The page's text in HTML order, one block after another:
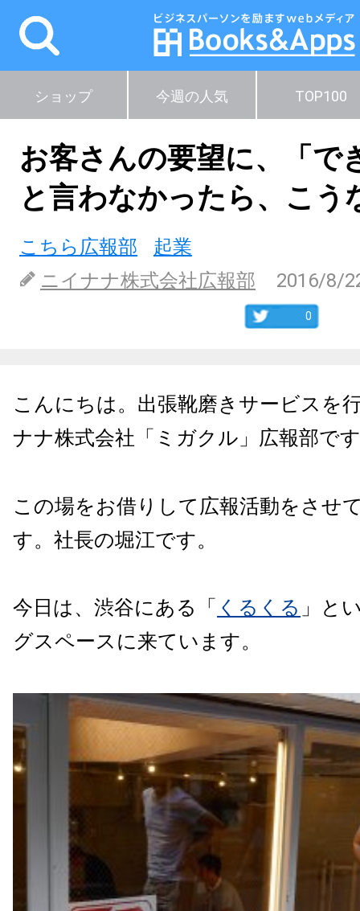
ショップ 今週の人気 TOP100
お客さんの要望に、「で
と言わなかったら、こう
こちら広報部
起業
ニイナナ株式会社広報部
2016/8/
0
こんにちは。出張靴磨きサービスを
ナナ株式会社「ミガクル」広報部で
この場をお借りして広報活動をさせ
す。社長の堀江です。
今日は、渋谷にある「 くるくる 」と
グスペースに来ています。